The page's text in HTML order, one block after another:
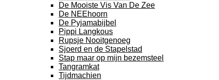
De Mooiste Vis Van De Zee
De NEEhoorn
De Pyjamabijbel
Pippi Langkous
Rupsje Nooitgenoeg
Sjoerd en de Stapelstad
Stap maar op mijn bezemsteel
Tangramkat
Tijdmachien